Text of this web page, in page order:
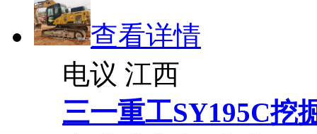
查看详情
电议 江西
三一重工SY195C挖